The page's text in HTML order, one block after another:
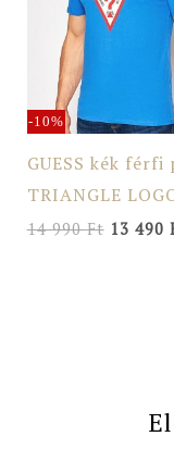
-10%
GUESS kék férfi
TRIANGLE
14 990Ft
990 Ft.
13 490